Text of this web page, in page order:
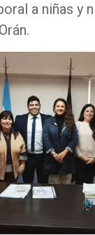
a niñas y